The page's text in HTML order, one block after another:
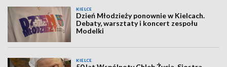
KIELCE
Dzień Młodzieży ponownie w Kielcach.
Debaty, warsztaty i koncert zespołu
Modelki
KIELCE